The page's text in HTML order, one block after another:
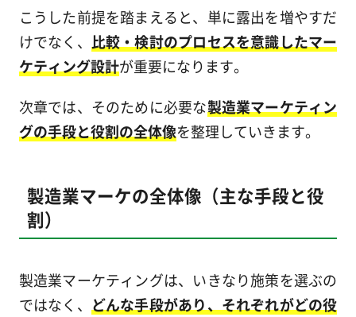
こうした前提を踏まえると、単に露出を増やすだ
けでなく、 比較・検討のプロセスを意識したマー
ケティング設計が重要になります。
次章では、そのために必要な製造業マーケティン
グの手段と役割の全体像を整理していきます。
製造業マーケの全体像（主な手段と役
割）
製造業マーケティングは、いきなり施策を選ぶの
ではなく、 どんな手段があり、それぞれがどの役